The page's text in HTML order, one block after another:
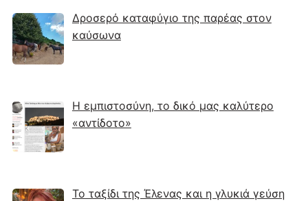
Δροσερό καταφύγιο της παρέας στον
καύσωνα
Η εμπιστοσύνη, το δικό μας καλύτερο
«αντίδοτο»
Το ταξίδι της Έλενας και η γλυκιά γεύση